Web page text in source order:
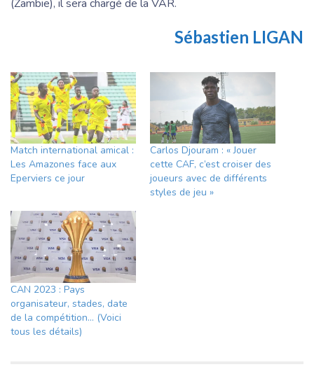
(Zambie), il sera chargé de la VAR.
Sébastien LIGAN
Match international amical :
Les Amazones face aux
Eperviers ce jour
Carlos Djouram : « Jouer
cette CAF, c’est croiser des
joueurs avec de différents
styles de jeu »
CAN 2023 : Pays
organisateur, stades, date
de la compétition… (Voici
tous les détails)